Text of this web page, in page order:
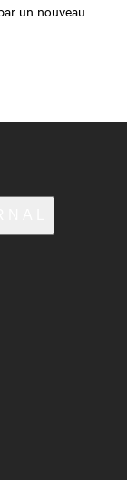
un nouveau